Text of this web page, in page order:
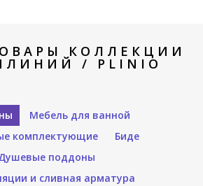
КОЛЛЕКЦИИ
/ PLINIO
Мебель для ванной
комплектующие
Биде
поддоны
и сливная арматура